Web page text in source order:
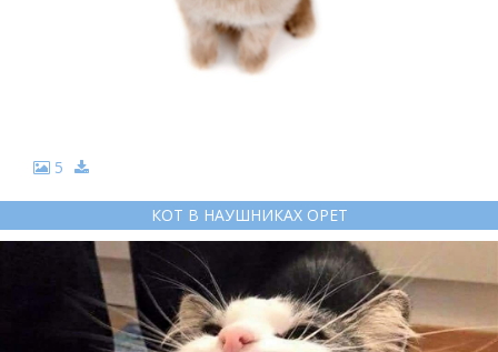
5
КОТ В НАУШНИКАХ ОРЕТ